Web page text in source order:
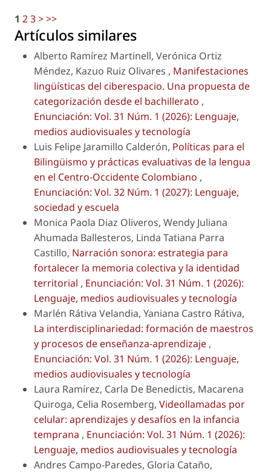
1 23>>>
Artículos similares
Alberto Ramírez Martinell, Verónica Ortiz
Méndez, Kazuo Ruiz Olivares , Manifestaciones
lingüísticas del ciberespacio. Una propuesta de
categorización desde el bachillerato ,
Enunciación: Vol. 31 Núm. 1 (2026): Lenguaje,
medios audiovisuales y tecnología
Luis Felipe Jaramillo Calderón, Políticas para el
Bilingüismo y prácticas evaluativas de la lengua
en el Centro-Occidente Colombiano ,
Enunciación: Vol. 32 Núm. 1 (2027): Lenguaje,
sociedad y escuela
Monica Paola Diaz Oliveros, Wendy Juliana
Ahumada Ballesteros, Linda Tatiana Parra
Castillo, Narración sonora: estrategia para
fortalecer la memoria colectiva y la identidad
territorial , Enunciación: Vol. 31 Núm. 1 (2026):
Lenguaje, medios audiovisuales y tecnología
Marlén Rátiva Velandia, Yaniana Castro Rátiva,
La interdisciplinariedad: formación de maestros
y procesos de enseñanza-aprendizaje ,
Enunciación: Vol. 31 Núm. 1 (2026): Lenguaje,
medios audiovisuales y tecnología
Laura Ramírez, Carla De Benedictis, Macarena
Quiroga, Celia Rosemberg, Videollamadas por
celular: aprendizajes y desafíos en la infancia
temprana , Enunciación: Vol. 31 Núm. 1 (2026):
Lenguaje, medios audiovisuales y tecnología
Andres Campo-Paredes, Gloria Cataño,